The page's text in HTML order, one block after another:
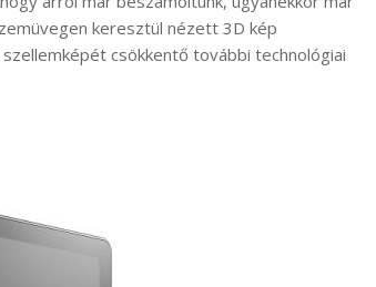
keresztül nézett 3D kép
csökkentő további technológiai